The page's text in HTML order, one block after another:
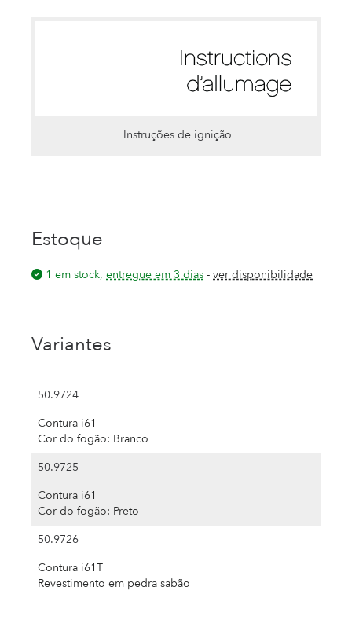
Instruções de ignição
Estoque
1 em stock, entregue em 3 dias - ver disponibilidade
Variantes
50.9724
Contura i61
Cor do fogão: Branco
50.9725
Contura i61
Cor do fogão: Preto
50.9726
Contura i61T
Revestimento em pedra sabão